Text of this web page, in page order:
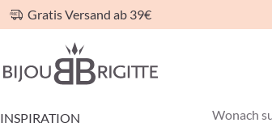
Gratis Versand ab 39€
INSPIRATION